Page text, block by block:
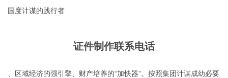
国度计谋的践行者
证件制作联系电话
、区域经济的强引擎、财产培养的“加快器”。按照集团计谋成幼必要